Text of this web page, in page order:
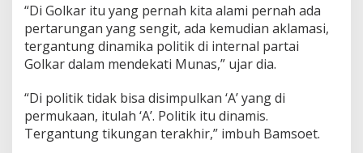
t
u
n
g
T
k
u
n
“Di Golkar itu yang pernah kita alami pernah ada
pertarungan yang sengit, ada kemudian aklamasi,
tergantung dinamika politik di internal partai
Golkar dalam mendekati Munas,” ujar dia.
“Di politik tidak bisa disimpulkan ‘A’ yang di
permukaan, itulah ‘A’. Politik itu dinamis.
Tergantung tikungan terakhir,” imbuh Bamsoet.